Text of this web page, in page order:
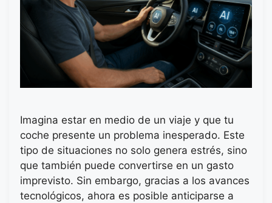
Imagina estar en medio de un viaje y que tu
coche presente un problema inesperado. Este
tipo de situaciones no solo genera estrés, sino
que también puede convertirse en un gasto
imprevisto. Sin embargo, gracias a los avances
tecnológicos, ahora es posible anticiparse a